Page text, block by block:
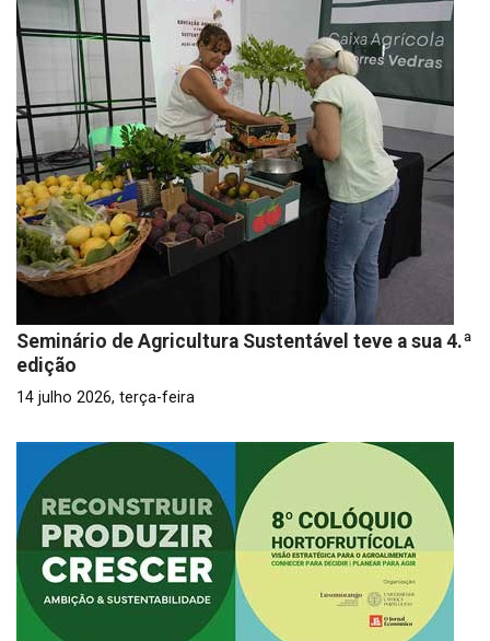
Seminário de Agricultura Sustentável teve a sua 4.ª
edição
14 julho 2026, terça-feira